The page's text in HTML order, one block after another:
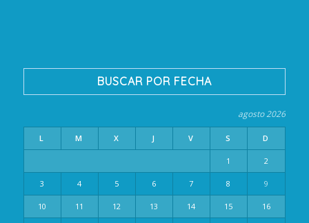
BUSCAR POR FECHA
agosto 2026
L M X J V S D
1 2
3 4 5 6 7 8 9
10 11 12 13 14 15 16